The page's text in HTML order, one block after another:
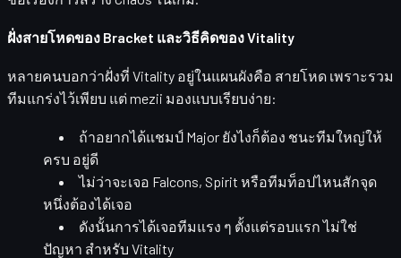
ฝั่งสายโหดของ Bracket และวิธีคิดของ Vitality
หลายคนบอกว่าฝั่งที่ Vitality อยู่ในแผนผังคือ สายโหด เพราะรวม
ทีมแกร่งไว้เพียบ แต่ mezii มองแบบเรียบง่าย:
ถ้าอยากได้แชมป์ Major ยังไงก็ต้อง ชนะทีมใหญ่ให้
ครบ อยู่ดี
ไม่ว่าจะเจอ Falcons, Spirit หรือทีมท็อปไหนสักจุด
หนึ่งต้องได้เจอ
ดังนั้นการได้เจอทีมแรง ๆ ตั้งแต่รอบแรกไม่ใช่
ปัญหา สำหรับ Vitality